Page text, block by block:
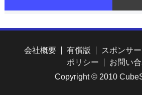
会社概要 有償版 スポンサー
ポリシー
お問い
Copyright © 2010